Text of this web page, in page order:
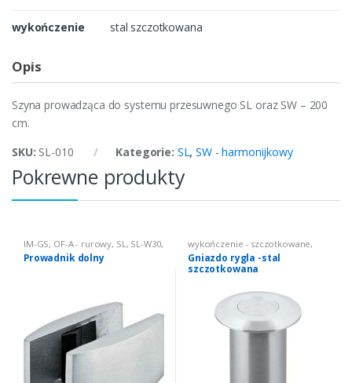
wykończenie stal szczotkowana
Opis
Szyna prowadząca do systemu przesuwnego SL oraz SW – 200
cm.
SKU: SL-010 Kategorie: SL,SW - harmonijkowy
Pokrewne produkty
IM-GS, OF-A - rurowy, SL, SL-W30,
SL200B-H
Prowadnik dolny
wykończenie - szczotkowane,
wykończenie - aluminium anoda
wykończenie - polerowane
harmonijkowy
Gniazdo rygla -stal
szczotkowana